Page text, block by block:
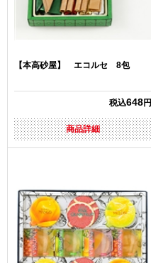
【本高砂屋】 エコルセ 8包
税込648円
商品詳細